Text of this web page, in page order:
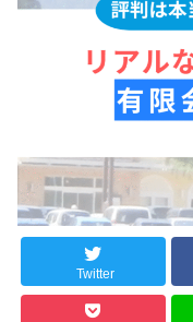
Twitter